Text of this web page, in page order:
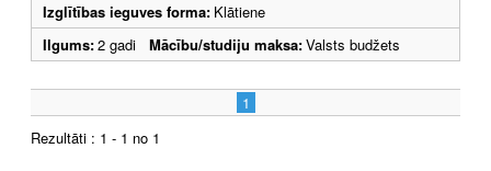
Izglītības ieguves forma: Klātiene
Ilgums:2 gadi Mācību/studiju maksa:Valsts budžets
1
Rezultāti : 1 - 1 no 1